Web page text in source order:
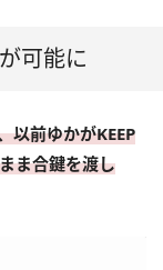
可能に
以前ゆかがKEEP
ま合鍵を渡し